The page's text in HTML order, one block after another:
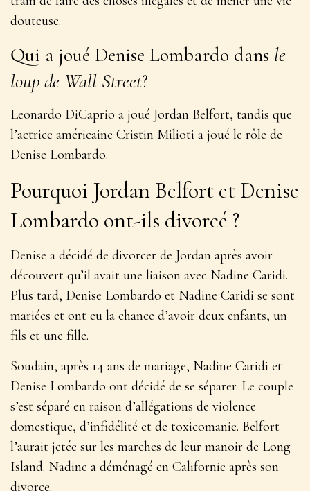
douteuse.
Qui a joué Denise Lombardo dans le
loup de Wall Street?
Leonardo DiCaprio a joué Jordan Belfort, tandis que
l’actrice américaine Cristin Milioti a joué le rôle de
Denise Lombardo.
Pourquoi Jordan Belfort et Denise
Lombardo ont-ils divorcé ?
Denise a décidé de divorcer de Jordan après avoir
découvert qu’il avait une liaison avec Nadine Caridi.
Plus tard, Denise Lombardo et Nadine Caridi se sont
mariées et ont eu la chance d’avoir deux enfants, un
fils et une fille.
Soudain, après 14 ans de mariage, Nadine Caridi et
Denise Lombardo ont décidé de se séparer. Le couple
s’est séparé en raison d’allégations de violence
domestique, d’infidélité et de toxicomanie. Belfort
l’aurait jetée sur les marches de leur manoir de Long
Island. Nadine a déménagé en Californie après son
divorce.